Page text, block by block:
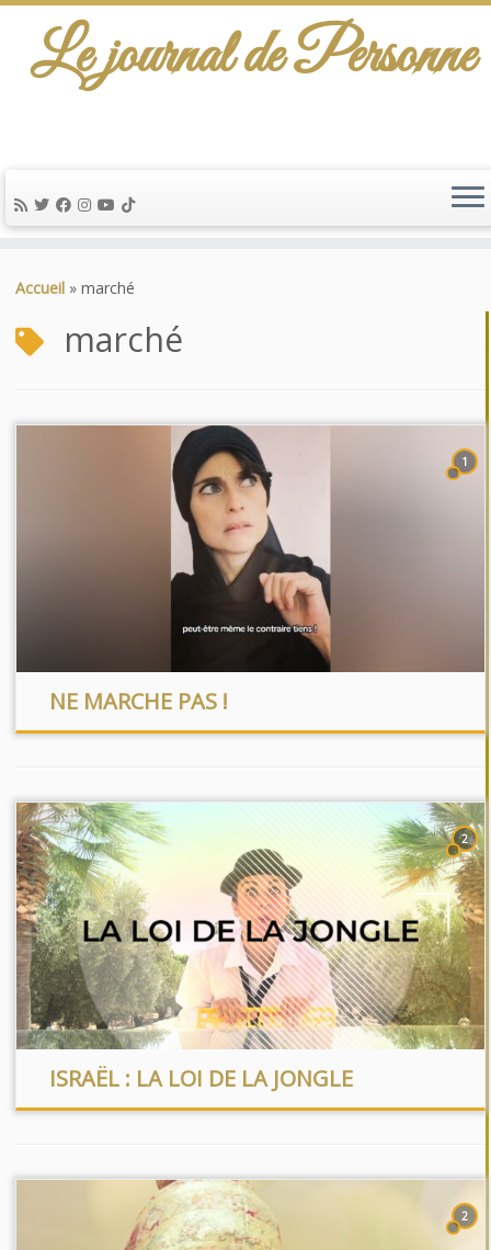
au
Le journal de Personne
Accueil » marché
marché
1
NE MARCHE PAS !
2
ISRAËL : LA LOI DE LA JONGLE
2